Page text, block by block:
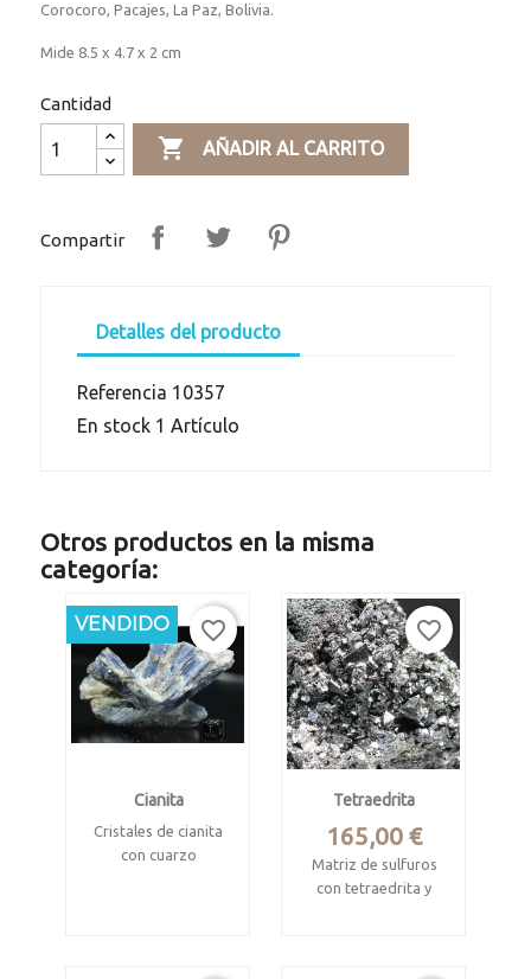
Corocoro, Pacajes, La Paz, Bolivia.
Mide 8.5 x 4.7 x 2 cm
Cantidad
 AÑADIR AL CARRITO
Compartir
Detalles del producto
Referencia 10357
En stock 1 Artículo
Otros productos en la misma
categoría:
Cianita
Cristales de cianita
con cuarzo
VENDIDO favorite_border
Tetraedrita
Precio
165,00 €
Matriz de sulfuros
con tetraedrita y
favorite_border